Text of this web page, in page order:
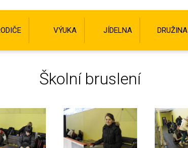
VÝUKA JÍDELNA DRUŽINA
Školní bruslení